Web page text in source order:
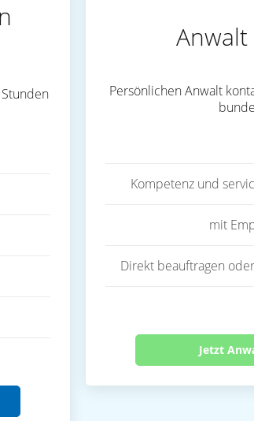
Persönlichen Anwalt
Kompetenz und
mit
Direkt beauftragen
Jetzt